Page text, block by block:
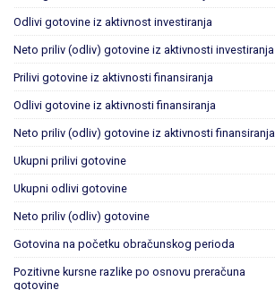
Odlivi gotovine iz aktivnost investiranja
Neto priliv (odliv) gotovine iz aktivnosti investiranja
Prilivi gotovine iz aktivnosti finansiranja
Odlivi gotovine iz aktivnosti finansiranja
Neto priliv (odliv) gotovine iz aktivnosti finansiranja
Ukupni prilivi gotovine
Ukupni odlivi gotovine
Neto priliv (odliv) gotovine
Gotovina na početku obračunskog perioda
Pozitivne kursne razlike po osnovu preračuna
gotovine